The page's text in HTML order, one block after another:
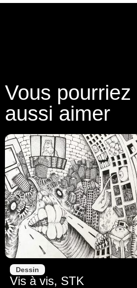
Vous pourriez
aussi aimer
Dessin
Vis à vis, STK